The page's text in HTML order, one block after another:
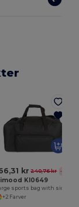
kr 240,76 kr -31%
KI0649
+2 Farver